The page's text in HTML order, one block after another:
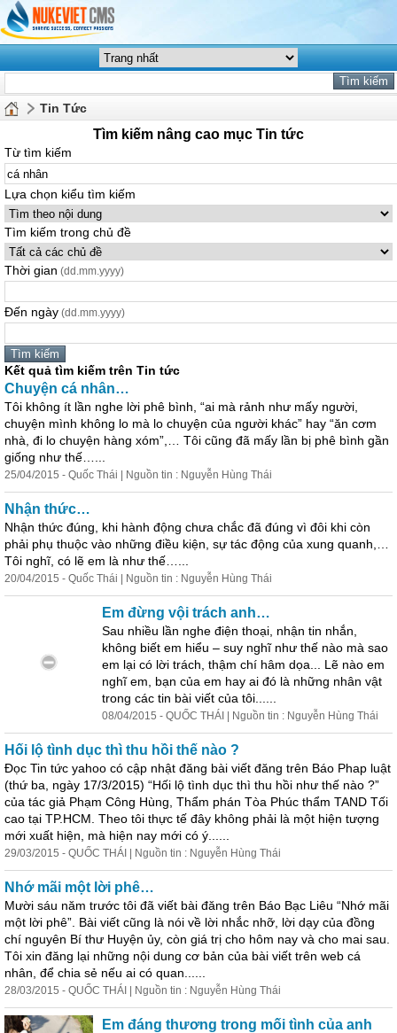
Tin Tức
Tìm kiếm nâng cao mục Tin tức
Từ tìm kiếm
Lựa chọn kiểu tìm kiếm
Tìm kiếm trong chủ đề
Thời gian (dd.mm.yyyy)
Đến ngày (dd.mm.yyyy)
Kết quả tìm kiếm trên Tin tức
Chuyện cá nhân…
Tôi không ít lần nghe lời phê bình, “ai mà rảnh như mấy người,
chuyện mình không lo mà lo chuyện của người khác” hay “ăn cơm
nhà, đi lo chuyện hàng xóm”,… Tôi cũng đã mấy lần bị phê bình gần
giống như thế…...
25/04/2015 - Quốc Thái | Nguồn tin : Nguyễn Hùng Thái
Nhận thức…
Nhận thức đúng, khi hành động chưa chắc đã đúng vì đôi khi còn
phải phụ thuộc vào những điều kiện, sự tác động của xung quanh,…
Tôi nghĩ, có lẽ em là như thế…...
20/04/2015 - Quốc Thái | Nguồn tin : Nguyễn Hùng Thái
Em đừng vội trách anh…
Sau nhiều lần nghe điện thoại, nhận tin nhắn,
không biết em hiểu – suy nghĩ như thế nào mà sao
em lại có lời trách, thậm chí hâm dọa... Lẽ nào em
nghĩ em, bạn của em hay ai đó là những nhân vật
trong các tin bài viết của tôi......
08/04/2015 - QUỐC THÁI | Nguồn tin : Nguyễn Hùng Thái
Hối lộ tình dục thì thu hồi thế nào ?
Đọc Tin tức yahoo có cập nhật đăng bài viết đăng trên Báo Phap luật
(thứ ba, ngày 17/3/2015) “Hối lộ tình dục thì thu hồi như thế nào ?”
của tác giả Phạm Công Hùng, Thẩm phán Tòa Phúc thẩm TAND Tối
cao tại TP.HCM. Theo tôi thực tế đây không phải là một hiện tượng
mới xuất hiện, mà hiện nay mới có ý......
29/03/2015 - QUỐC THÁI | Nguồn tin : Nguyễn Hùng Thái
Nhớ mãi một lời phê…
Mười sáu năm trước tôi đã viết bài đăng trên Báo Bạc Liêu “Nhớ mãi
một lời phê”. Bài viết cũng là nói về lời nhắc nhỡ, lời dạy của đồng
chí nguyên Bí thư Huyện ủy, còn giá trị cho hôm nay và cho mai sau.
Tôi xin đăng lại những nội dung cơ bản của bài viết trên web cá
nhân , để chia sẻ nếu ai có quan......
28/03/2015 - QUỐC THÁI | Nguồn tin : Nguyễn Hùng Thái
Em đáng thương trong mối tình của anh